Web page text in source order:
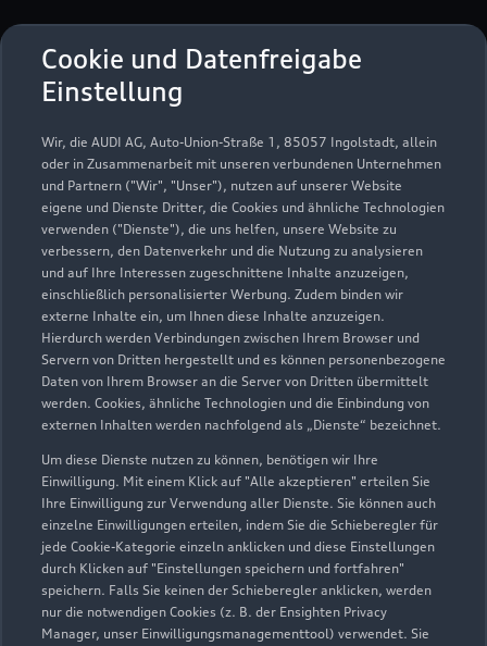
Cookie und Datenfreigabe
Einstellung
Wir, die AUDI AG, Auto-Union-Straße 1, 85057 Ingolstadt, allein
oder in Zusammenarbeit mit unseren verbundenen Unternehmen
und Partnern ("Wir", "Unser"), nutzen auf unserer Website
eigene und Dienste Dritter, die Cookies und ähnliche Technologien
verwenden ("Dienste"), die uns helfen, unsere Website zu
verbessern, den Datenverkehr und die Nutzung zu analysieren
und auf Ihre Interessen zugeschnittene Inhalte anzuzeigen,
einschließlich personalisierter Werbung. Zudem binden wir
externe Inhalte ein, um Ihnen diese Inhalte anzuzeigen.
Hierdurch werden Verbindungen zwischen Ihrem Browser und
Servern von Dritten hergestellt und es können personenbezogene
Daten von Ihrem Browser an die Server von Dritten übermittelt
werden. Cookies, ähnliche Technologien und die Einbindung von
externen Inhalten werden nachfolgend als „Dienste“ bezeichnet.
Um diese Dienste nutzen zu können, benötigen wir Ihre
Einwilligung. Mit einem Klick auf "Alle akzeptieren" erteilen Sie
Ihre Einwilligung zur Verwendung aller Dienste. Sie können auch
einzelne Einwilligungen erteilen, indem Sie die Schieberegler für
jede Cookie-Kategorie einzeln anklicken und diese Einstellungen
durch Klicken auf "Einstellungen speichern und fortfahren"
speichern. Falls Sie keinen der Schieberegler anklicken, werden
nur die notwendigen Cookies (z. B. der Ensighten Privacy
Manager, unser Einwilligungsmanagementtool) verwendet. Sie
Öffnungszeiten
Geöffnet bis 19:00
Teile- & Zubehörverkauf
Geöffnet bis19:00
Zur Inspektion